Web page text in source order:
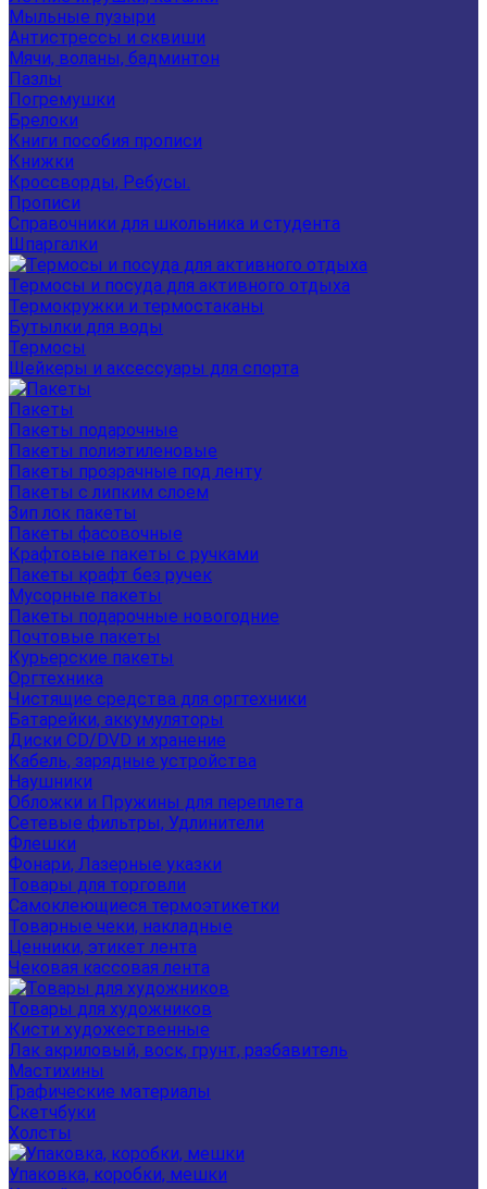
Мыльные пузыри
Антистрессы и сквиши
Мячи, воланы, бадминтон
Пазлы
Погремушки
Брелоки
Книги пособия прописи
Книжки
Кроссворды, Ребусы.
Прописи
Справочники для школьника и студента
Шпаргалки
Термосы и посуда для активного отдыха
Термокружки и термостаканы
Бутылки для воды
Термосы
Шейкеры и аксессуары для спорта
Пакеты
Пакеты подарочные
Пакеты полиэтиленовые
Пакеты прозрачные под ленту
Пакеты с липким слоем
Зип лок пакеты
Пакеты фасовочные
Крафтовые пакеты с ручками
Пакеты крафт без ручек
Мусорные пакеты
Пакеты подарочные новогодние
Почтовые пакеты
Курьерские пакеты
Оргтехника
Чистящие средства для оргтехники
Батарейки, аккумуляторы
Диски CD/DVD и хранение
Кабель, зарядные устройства
Наушники
Обложки и Пружины для переплета
Сетевые фильтры, Удлинители
Флешки
Фонари, Лазерные указки
Товары для торговли
Самоклеющиеся термоэтикетки
Товарные чеки, накладные
Ценники, этикет лента
Чековая кассовая лента
Товары для художников
Кисти художественные
Лак акриловый, воск, грунт, разбавитель
Мастихины
Графические материалы
Скетчбуки
Холсты
Упаковка, коробки, мешки